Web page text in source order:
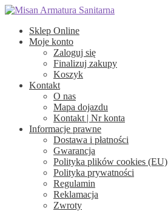
Przejdź
nawigacji
Przejdź
treści
Sklep Online
Moje konto
Zaloguj się
Finalizuj zakupy
Koszyk
Kontakt
O nas
Mapa dojazdu
Kontakt | Nr konta
Informacje prawne
Dostawa i płatności
Gwarancja
Polityka plików cookies (EU)
Polityka prywatności
Regulamin
Reklamacja
Zwroty